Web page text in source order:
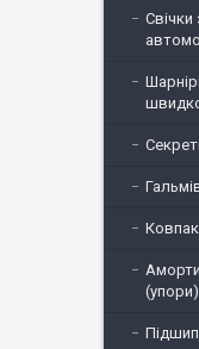
(упори)